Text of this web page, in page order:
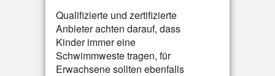
Qualifizierte und zertifizierte
Anbieter achten darauf, dass
Kinder immer eine
Schwimmweste tragen, für
Erwachsene sollten ebenfalls